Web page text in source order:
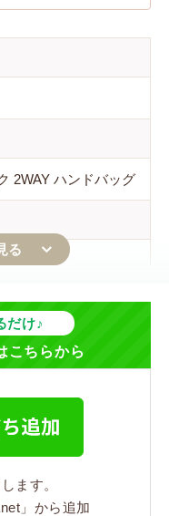
2WAY ハンドバッグ
だけ♪
こちらから
ます。
」から追加